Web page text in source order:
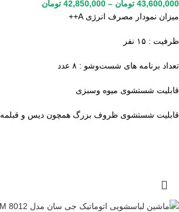
43,600,000 تومان –
42,850,000 تومان
میزان نمودار مصرف انرژی A++
ظرفیت : ۱۵ نفر
تعداد برنامه های شست‌وشو : ۸ عدد
قابلیت شستشوی میوه وسبزی
قابلیت شستشوی ظروف بزرگ همچون دیس و قبلمه